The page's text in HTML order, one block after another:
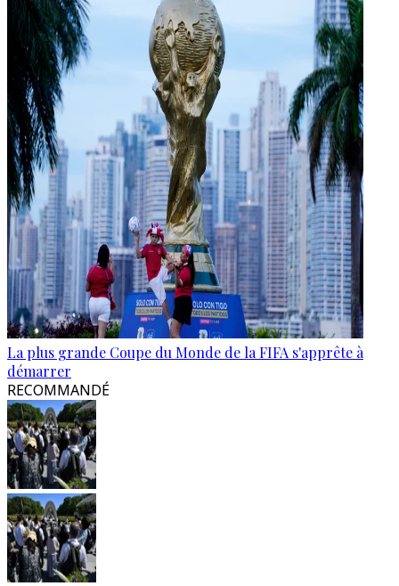
La plus grande Coupe du Monde de la FIFA s'apprête à
démarrer
RECOMMANDÉ